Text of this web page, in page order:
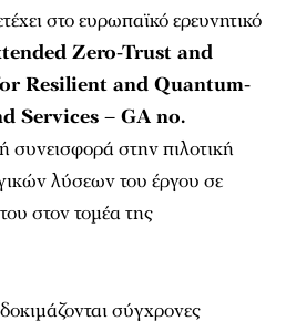
στο ευρωπαϊκό ερευνητικό
Zero-Trust and
Resilient and Quantum-
Services – GA no.
συνεισφορά στην πιλοτική
λύσεων του έργου σε
στον τομέα της
σύγχρονες